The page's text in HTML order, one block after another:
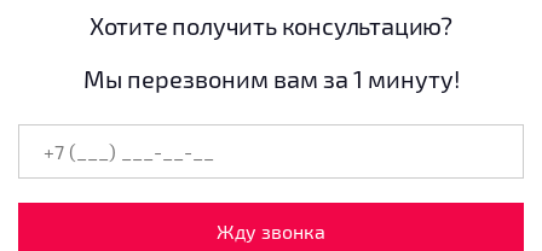
Хотите получить консультацию?
Мы перезвоним вам за 1 минуту!
Жду звонка